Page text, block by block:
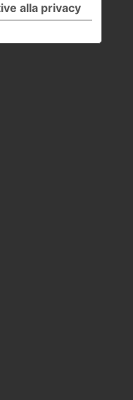
alla privacy